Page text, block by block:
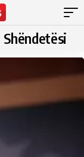
Shëndetësi